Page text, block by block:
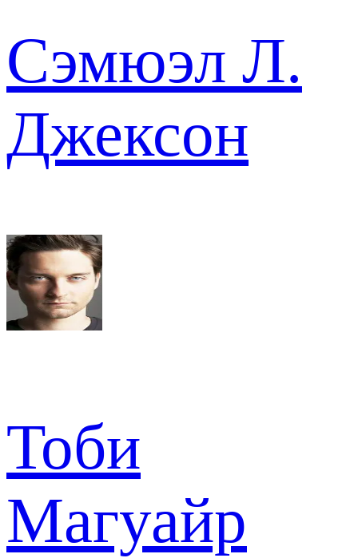
Сэмюэл Л.
Джексон
Тоби
Магуайр